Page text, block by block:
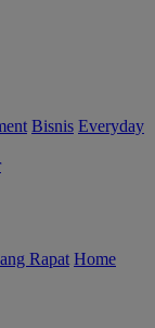
Bisnis Everyday
Rapat Home